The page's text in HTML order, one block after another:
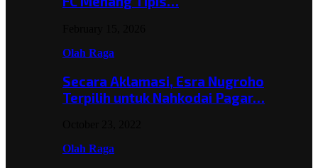
Olah Raga
Secara Aklamasi, Esra Nugroho
Terpilih untuk Nahkodai Pagar…
Olah Raga